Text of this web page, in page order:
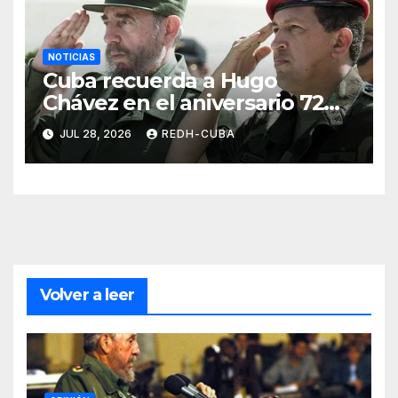
NOTICIAS
Cuba recuerda a Hugo
Chávez en el aniversario 72
de su natalicio. ( Video)
JUL 28, 2026 REDH-CUBA
Volver a leer